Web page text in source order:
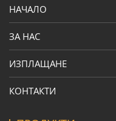
НАЧАЛО
ЗА НАС
ИЗПЛАЩАНЕ
КОНТАКТИ